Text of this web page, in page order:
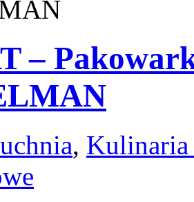
–
, Kulinaria